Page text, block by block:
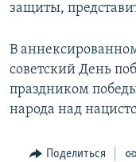
защиты,
В
советский День
праздником
народа над
Поделиться